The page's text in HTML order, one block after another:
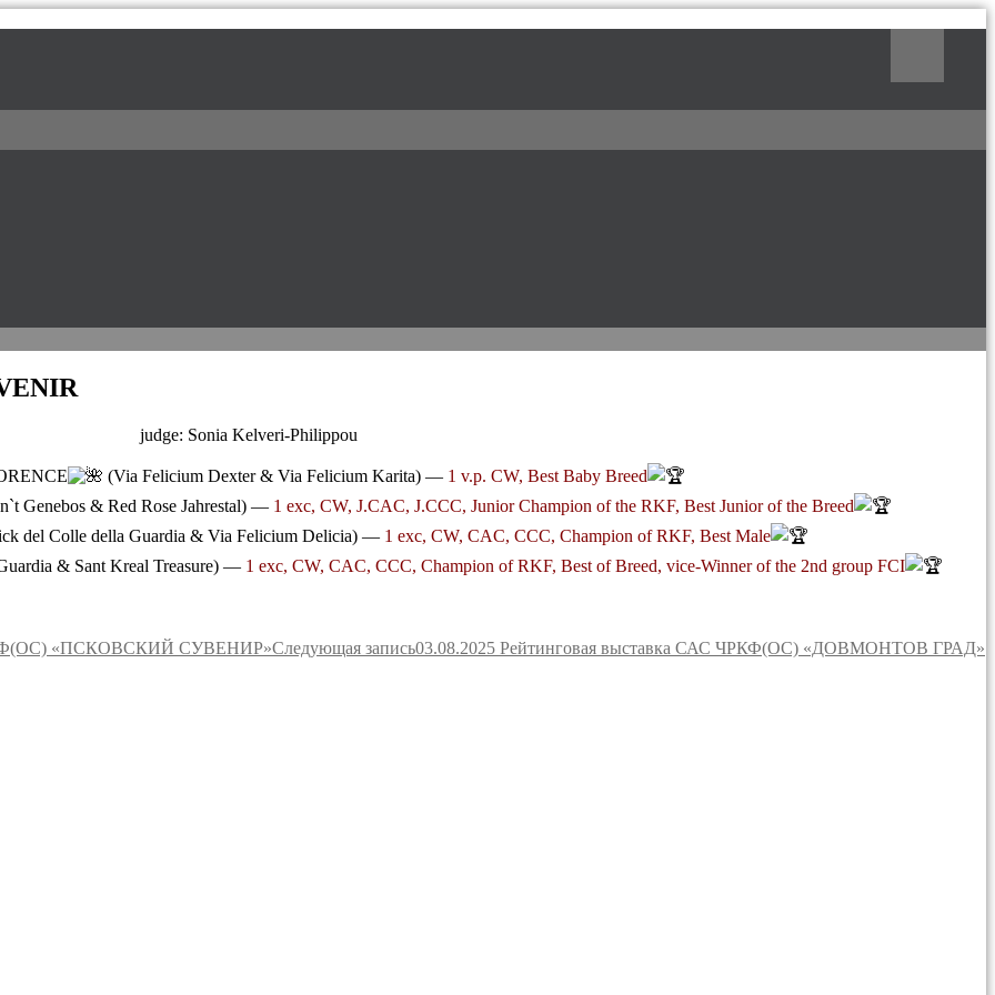
питомник доберманов
judge: Sonia Kelveri-Philippou
(Via Felicium Dexter & Via Felicium Karita) — 1 v.p. CW, Best Baby Breed
Genebos & Red Rose Jahrestal) — 1 exc, CW, J.CAC, J.CCC, Junior Champion of the RKF, Best Junior of the Breed
del Colle della Guardia & Via Felicium Delicia) — 1 exc, CW, CAC, CCC, Champion of RKF, Best Male
& Sant Kreal Treasure) — 1 exc, CW, CAC, CCC, Champion of RKF, Best of Breed, vice-Winner of the 2nd group FCI
«ПСКОВСКИЙ СУВЕНИР»Следующая запись03.08.2025 Рейтинговая выставка САС ЧРКФ(ОС) «ДОВМОНТОВ ГРАД»